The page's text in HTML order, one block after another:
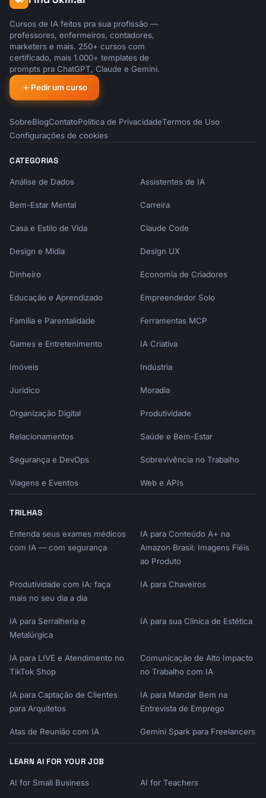
Business profit after salary: $50,000
Employee deferral: $23,000
Employer contribution: $100,000 × 25% =
$25,000
TOTAL: $48,000
distribution!)
```
---
SOLO 401(K) VS SEP IRA COMPARISON
═════════════════
IRA
────────────────
$69,000
Employer contribution   ~20% of income
~20% of income
Catch-up (50+)         +$7,500           $0
Mega backdoor Roth     Yes               No
Lower
Filing requirements    Form 5500-EZ      None
                       (if >$250K)
WHEN SOLO 401(K) IS BETTER:
─────────────────────────────────────────────
────────────────
✓ Income under ~$350,000 (employee deferral
✓ Want Roth option
✓ Want loan provision
✓ Want mega backdoor Roth option
─────────────────────────────────────────────
────────────────
Roth
✓ Want simplest administration
✓ Multiple businesses (SEP is simpler)
BREAKEVEN INCOME:
─────────────────────────────────────────────
Cursos de IA feitos pra sua profissão —
professores, enfermeiros, contadores,
marketers e mais. 250+ cursos com
certificado, mais 1.000+ templates de
prompts pra ChatGPT, Claude e Gemini.
Pedir um curso
SobreBlogContatoPolítica de PrivacidadeTermos de Uso
Configurações de cookies
CATEGORIAS
Análise de Dados Assistentes de IA
Bem-Estar Mental Carreira
Casa e Estilo de Vida Claude Code
Design e Mídia Design UX
Dinheiro Economia de Criadores
Educação e Aprendizado Empreendedor Solo
Família e Parentalidade Ferramentas MCP
Games e Entretenimento IA Criativa
Imóveis Indústria
Jurídico Moradia
Organização Digital Produtividade
Relacionamentos Saúde e Bem-Estar
Segurança e DevOps Sobrevivência no Trabalho
Viagens e Eventos Web e APIs
TRILHAS
Entenda seus exames médicos
com IA — com segurança
IA para Conteúdo A+ na
Amazon Brasil: Imagens Fiéis
ao Produto
Produtividade com IA: faça
mais no seu dia a dia
IA para Chaveiros
IA para Serralheria e
Metalúrgica
IA para sua Clínica de Estética
IA para LIVE e Atendimento no
TikTok Shop
Comunicação de Alto Impacto
no Trabalho com IA
IA para Captação de Clientes
para Arquitetos
IA para Mandar Bem na
Entrevista de Emprego
Atas de Reunião com IA Gemini Spark para Freelancers
LEARN AI FOR YOUR JOB
AI for Small Business AI for Teachers